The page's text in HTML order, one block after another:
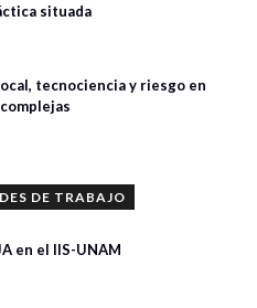
situada
tecnociencia y riesgo en
DE TRABAJO
en el IIS-UNAM